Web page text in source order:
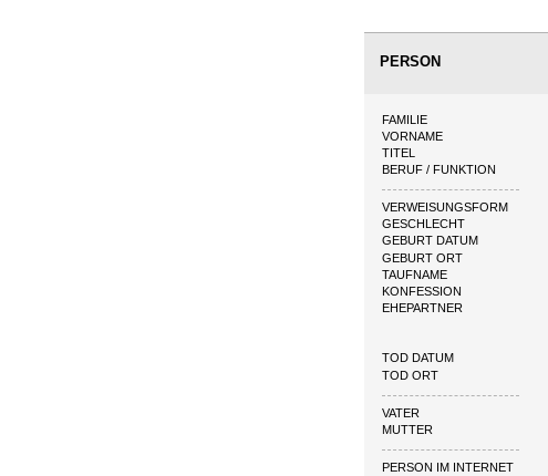
PERSON
FAMILIE
VORNAME
TITEL
BERUF / FUNKTION
VERWEISUNGSFORM
GESCHLECHT
GEBURT DATUM
GEBURT ORT
TAUFNAME
KONFESSION
EHEPARTNER
TOD DATUM
TOD ORT
VATER
MUTTER
PERSON IM INTERNET